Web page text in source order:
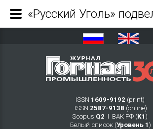
ISSN 1609-9192 (print)
ISSN 2587-9138 (online)
Scopus Q2 Ι ВАК РФ (K1 )
Белый список (Уровень 1 )